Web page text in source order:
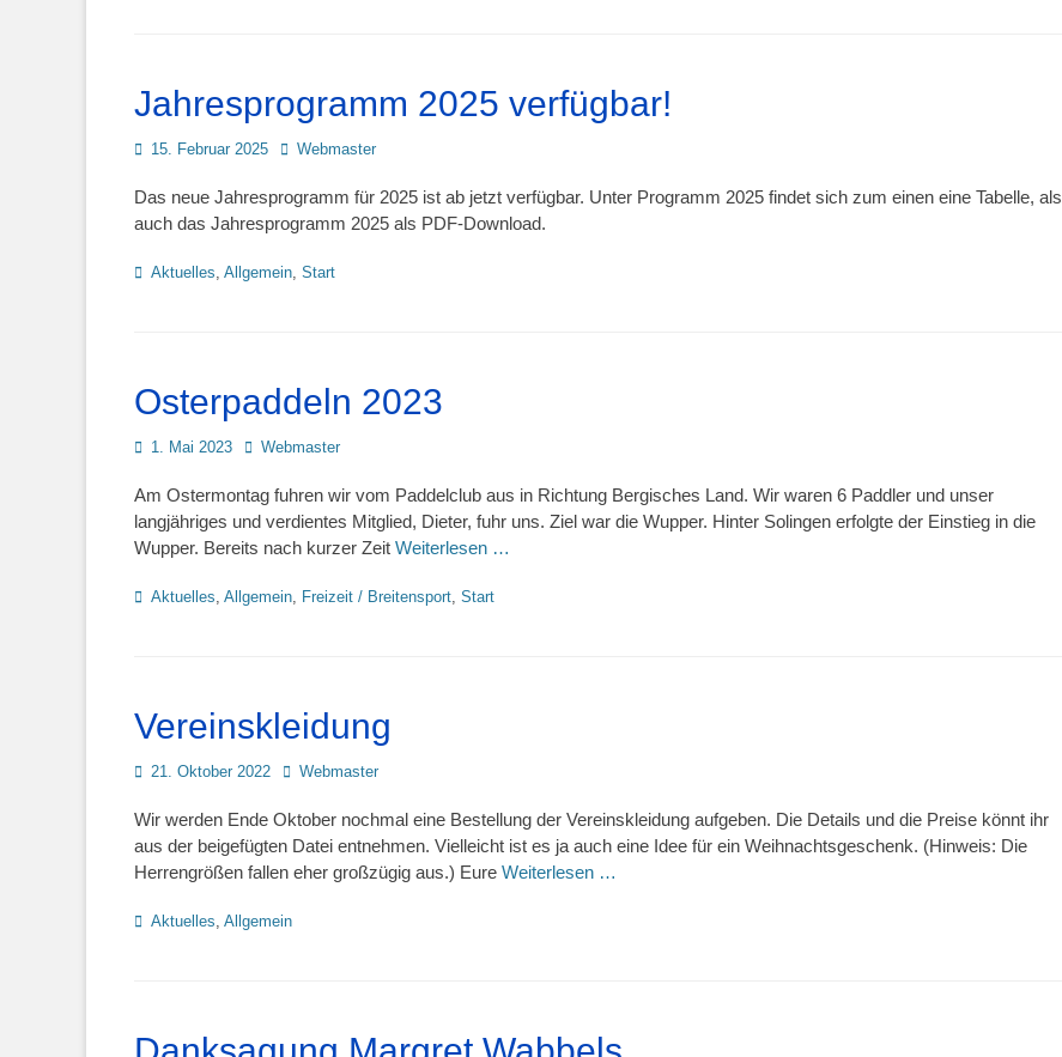
Jahresprogramm 2025 verfügbar!
Posted
15. Februar 2025 AutorWebmaster
Das neue Jahresprogramm für 2025 ist ab jetzt verfügbar. Unter Programm 2025 findet sich zum einen eine Tabelle, als
auch das Jahresprogramm 2025 als PDF-Download.
Kategorien
Aktuelles, Allgemein, Start
Osterpaddeln 2023
Posted
1. Mai 2023 AutorWebmaster
Am Ostermontag fuhren wir vom Paddelclub aus in Richtung Bergisches Land. Wir waren 6 Paddler und unser
langjähriges und verdientes Mitglied, Dieter, fuhr uns. Ziel war die Wupper. Hinter Solingen erfolgte der Einstieg in die
Wupper. Bereits nach kurzer Zeit Weiterlesen …
Kategorien
Aktuelles, Allgemein, Freizeit / Breitensport, Start
Vereinskleidung
Posted
21. Oktober 2022 AutorWebmaster
Wir werden Ende Oktober nochmal eine Bestellung der Vereinskleidung aufgeben. Die Details und die Preise könnt ihr
aus der beigefügten Datei entnehmen. Vielleicht ist es ja auch eine Idee für ein Weihnachtsgeschenk. (Hinweis: Die
Herrengrößen fallen eher großzügig aus.) Eure Weiterlesen …
Kategorien
Aktuelles, Allgemein